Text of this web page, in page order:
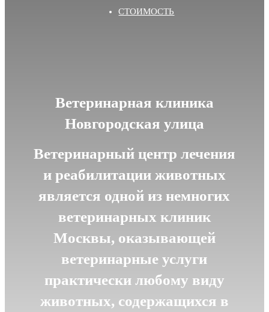
СТОИМОСТЬ
Ветеринарная клиника
Новгородская улица
Ветеринарный центр лечения
и реабилитации животных
является одной из немногих
ветеринарных клиник
Москвы, оказывающей
ветеринарные услуги
практически любому виду
животных, содержащихся в